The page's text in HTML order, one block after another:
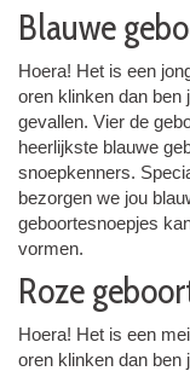
Blauwe
Hoera! Het is een
oren klinken dan ben
gevallen. Vier de
heerlijkste blauwe
snoepkenners.
bezorgen we jou
geboortesnoepjes
vormen.
Roze
Hoera! Het is een
oren klinken dan ben